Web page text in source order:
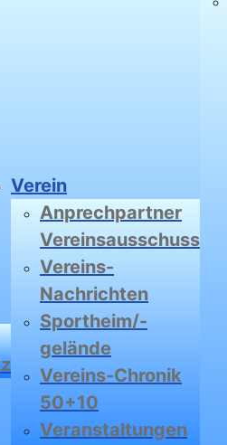
Verein
Anprechpartner
Vereinsausschuss
Vereins-
Nachrichten
Sportheim/-
gelände
Vereins-Chronik
50+10
Veranstaltungen